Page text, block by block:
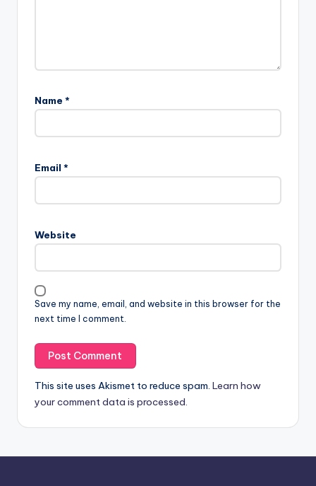
Name *
Email *
Website
Save my name, email, and website in this browser for the
next time I comment.
This site uses Akismet to reduce spam. Learn how
your comment data is processed.